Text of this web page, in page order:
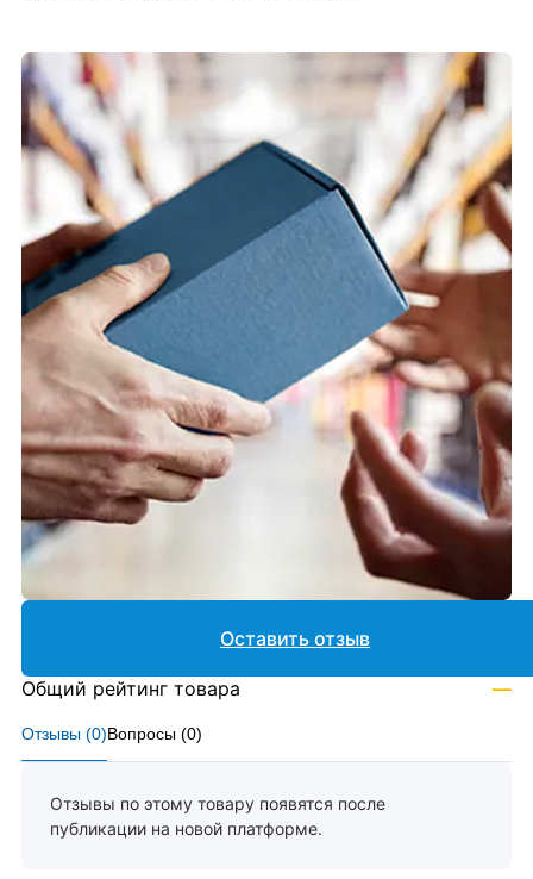
Отзывы (0)Вопросы (0)
Отзывы по этому товару появятся после
публикации на новой платформе.
Оставить отзыв
Общий рейтинг товара —